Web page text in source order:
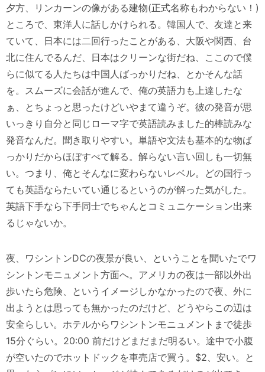
夕方、リンカーンの像がある建物(正式名称もわからない！)
ところで、東洋人に話しかけられる。韓国人で、友達と来
ていて、日本には二回行ったことがある、大阪や関西、台
北に住んでるんだ、日本はクリーンな街だね、ここので僕
らに似てる人たちは中国人ばっかりだね、とかそんな話
を。スムーズに会話が進んで、俺の英語力も上達したな
ぁ、とちょっと思ったけどいやまて違うぞ。彼の発音が思
いっきり自分と同じローマ字で英語読みました的棒読みな
発音なんだ。聞き取りやすい。単語や文法も基本的な物ば
っかりだからほぼすべて解る。解らない言い回しも一切無
い。つまり、俺とそんなに変わらないレベル。どの国行っ
ても英語ならたいてい通じるというのが解った気がした。
英語下手なら下手同士でちゃんとコミュニケーション出来
るじゃないか。
夜、ワシントンDCの夜景が良い、ということを聞いたでワ
シントンモニュメント方面へ。アメリカの夜は一部以外出
歩いたら危険、というイメージしかなかったので夜、外に
出ようとは思っても無かったのだけど、どうやらこの辺は
安全らしい。ホテルからワシントンモニュメントまで徒歩
15分ぐらい。20:00 前だけどまだまだ明るい。途中で小腹
が空いたのでホットドックを車売店で買う。$2、安い。と